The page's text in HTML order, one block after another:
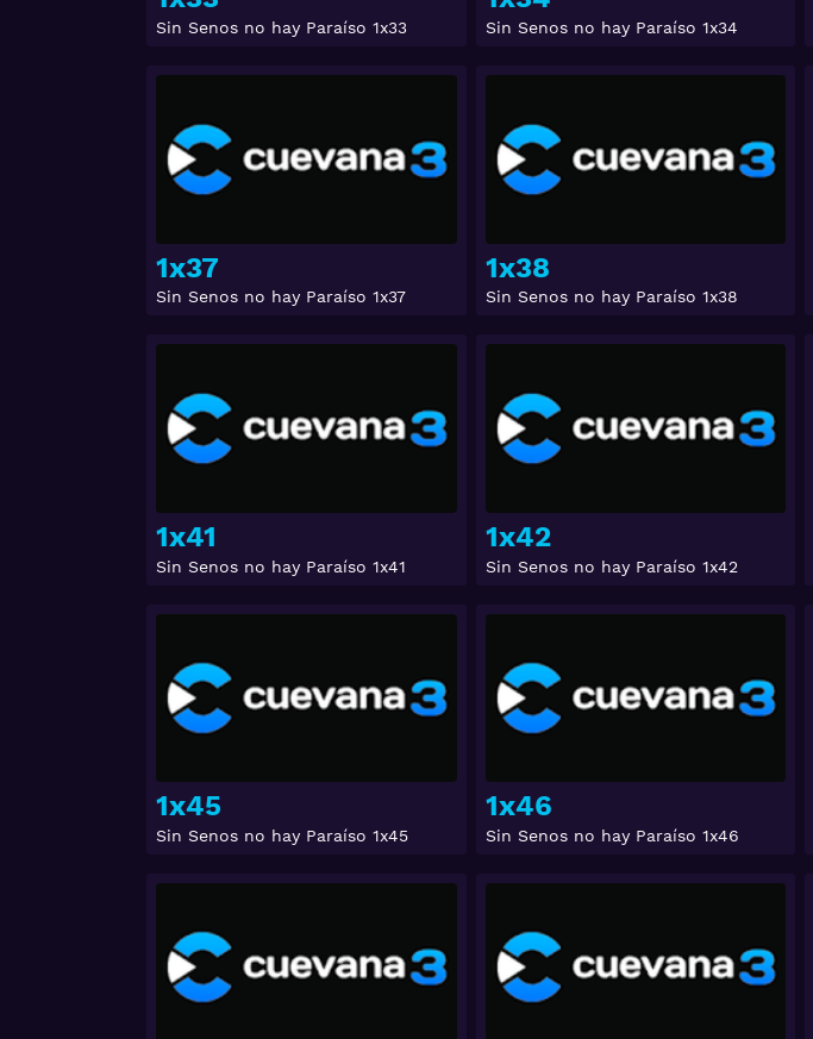
Sin Senos no hay Paraíso 1x33 Sin Senos no hay Paraíso 1x34
1x37
Sin Senos no hay Paraíso 1x37
1x38
Sin Senos no hay Paraíso 1x38
1x41
Sin Senos no hay Paraíso 1x41
1x42
Sin Senos no hay Paraíso 1x42
1x45
Sin Senos no hay Paraíso 1x45
1x46
Sin Senos no hay Paraíso 1x46